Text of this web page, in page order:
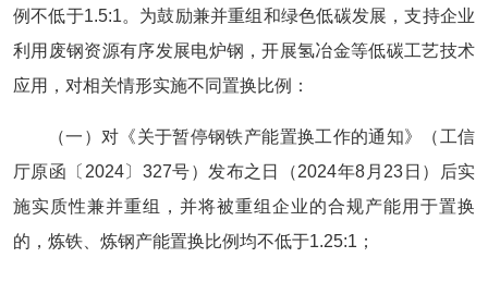
例不低于1.5:1。为鼓励兼并重组和绿色低碳发展，支持企业
利用废钢资源有序发展电炉钢，开展氢冶金等低碳工艺技术
应用，对相关情形实施不同置换比例：
（一）对《关于暂停钢铁产能置换工作的通知》（工信
厅原函〔2024〕327号）发布之日（2024年8月23日）后实
施实质性兼并重组，并将被重组企业的合规产能用于置换
的，炼铁、炼钢产能置换比例均不低于1.25:1；